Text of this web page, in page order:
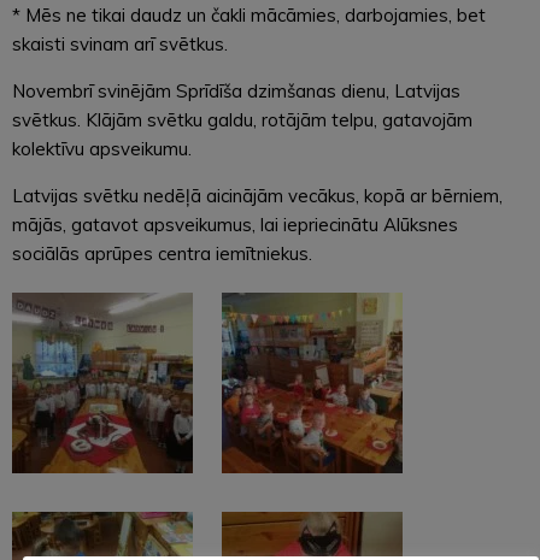
* Mēs ne tikai daudz un čakli mācāmies, darbojamies, bet
skaisti svinam arī svētkus.
Novembrī svinējām Sprīdīša dzimšanas dienu, Latvijas
svētkus. Klājām svētku galdu, rotājām telpu, gatavojām
kolektīvu apsveikumu.
Latvijas svētku nedēļā aicinājām vecākus, kopā ar bērniem,
mājās, gatavot apsveikumus, lai iepriecinātu Alūksnes
sociālās aprūpes centra iemītniekus.